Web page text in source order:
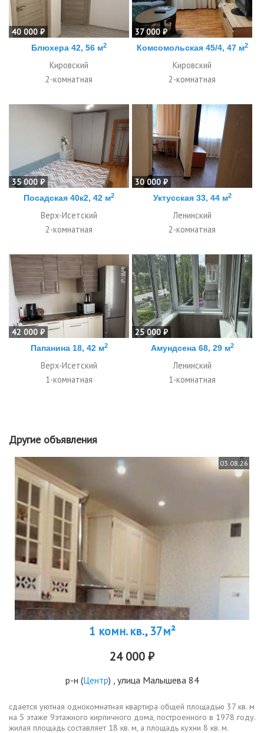
40 000 ₽
Блюхера 42, 56 м2
Кировский
2-комнатная
37 000 ₽
Комсомольская 45/4, 47 м2
Кировский
2-комнатная
35 000 ₽
Посадская 40к2, 42 м2
Верх-Исетский
2-комнатная
30 000 ₽
Уктусская 33, 44 м2
Ленинский
2-комнатная
42 000 ₽
Папанина 18, 42 м2
Верх-Исетский
1-комнатная
25 000 ₽
Амундсена 68, 29 м2
Ленинский
1-комнатная
Другие объявления
03.08.26
1 комн. кв., 37м²
24 000 ₽
р-н (Центр) , улица Малышева 84
сдается уютная однокомнатная квартира общей площадью 37 кв. м
на 5 этаже 9этажного кирпичного дома, построенного в 1978 году.
жилая площадь составляет 18 кв. м, а площадь кухни 8 кв. м.